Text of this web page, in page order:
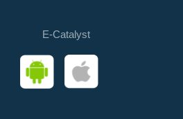
E-Catalyst